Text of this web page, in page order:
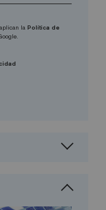
la Política de